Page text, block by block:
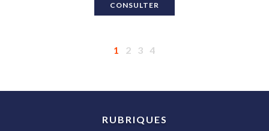
CONSULTER
1 2 3 4
RUBRIQUES